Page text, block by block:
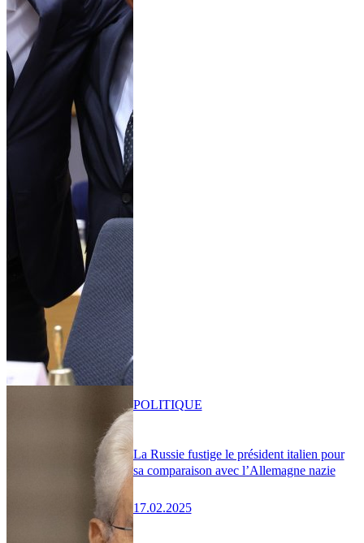
La Russie fustige le président italien pour
sa comparaison avec l’Allemagne nazie
17.02.2025
POLITIQUE